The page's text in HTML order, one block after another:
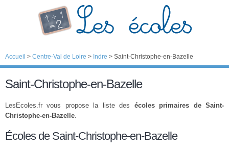
Accueil > Centre-Val de Loire > Indre > Saint-Christophe-en-Bazelle
Saint-Christophe-en-Bazelle
LesEcoles.fr vous propose la liste des écoles primaires de Saint-
Christophe-en-Bazelle.
Écoles de Saint-Christophe-en-Bazelle